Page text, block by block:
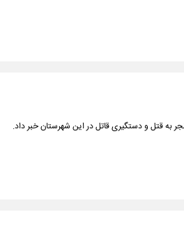
به قتل و دستگیری قاتل در این شهرستان خبر داد.